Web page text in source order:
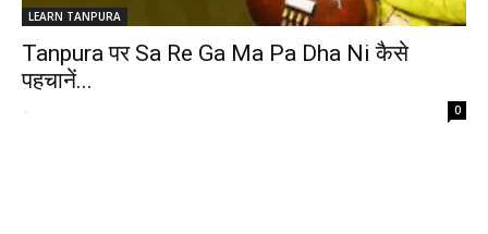
LEARN TANPURA
Tanpura पर Sa Re Ga Ma Pa Dha Ni कैसे
पहचानें...
- 0